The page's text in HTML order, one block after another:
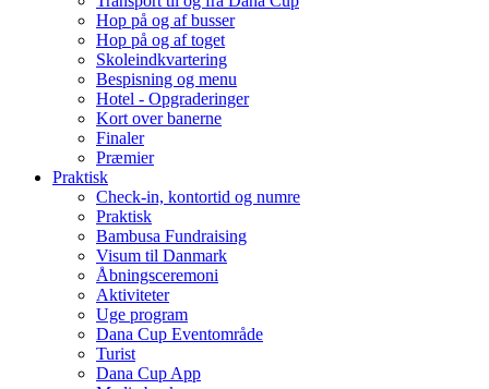
Hop på og af busser
Hop på og af toget
Skoleindkvartering
Bespisning og menu
Hotel - Opgraderinger
Kort over banerne
Finaler
Præmier
Praktisk
Check-in, kontortid og numre
Praktisk
Bambusa Fundraising
Visum til Danmark
Åbningsceremoni
Aktiviteter
Uge program
Dana Cup Eventområde
Turist
Dana Cup App